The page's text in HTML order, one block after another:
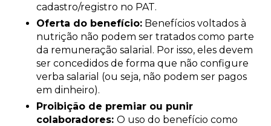
cadastro/registro no PAT.
Oferta do benefício: Benefícios voltados à
nutrição não podem ser tratados como parte
da remuneração salarial. Por isso, eles devem
ser concedidos de forma que não configure
verba salarial (ou seja, não podem ser pagos
em dinheiro).
Proibição de premiar ou punir
colaboradores: O uso do benefício como